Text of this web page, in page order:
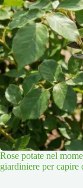
Rose potate nel
giardiniere per capire